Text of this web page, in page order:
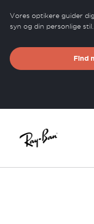
Vores optikere guider
syn og din personlige stil.
Find